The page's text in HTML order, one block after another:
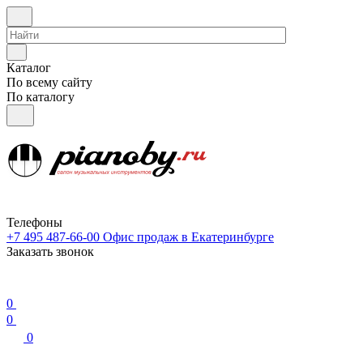
Каталог
По всему сайту
По каталогу
Телефоны
+7 495 487-66-00 Офис продаж в Екатеринбурге
Заказать звонок
0
0
0